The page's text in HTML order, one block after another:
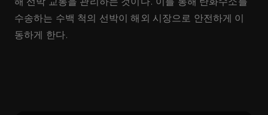
해 선박 교통을 관리하는 것이다. 이를 통해 탄화수소를
수송하는 수백 척의 선박이 해외 시장으로 안전하게 이
동하게 한다.